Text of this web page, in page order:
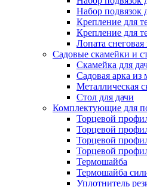
Набор подвязок
Крепление для
Крепление для
Лопата
Садовые скамейки и
Скамейка для
Садовая арка из
Металлическая
Стол для дачи
Комплектующие для
Торцевой
Торцевой
Торцевой
Торцевой
Термошайба
Термошайба
Уплотнитель